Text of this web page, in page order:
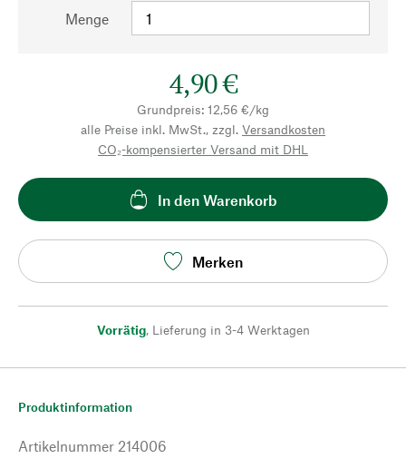
Menge
4,90 €
Grundpreis: 12,56 €/kg
alle Preise inkl. MwSt., zzgl. Versandkosten
CO₂-kompensierter Versand mit DHL
In den Warenkorb
Merken
Vorrätig, Lieferung in 3-4 Werktagen
Produktinformation
Artikelnummer 214006